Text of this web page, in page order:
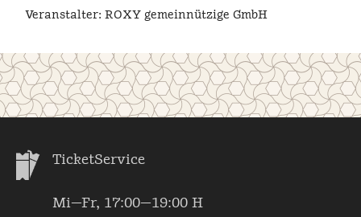
Veranstalter: ROXY gemeinnützige GmbH
TicketService
Mi—Fr, 17:00—19:00 H